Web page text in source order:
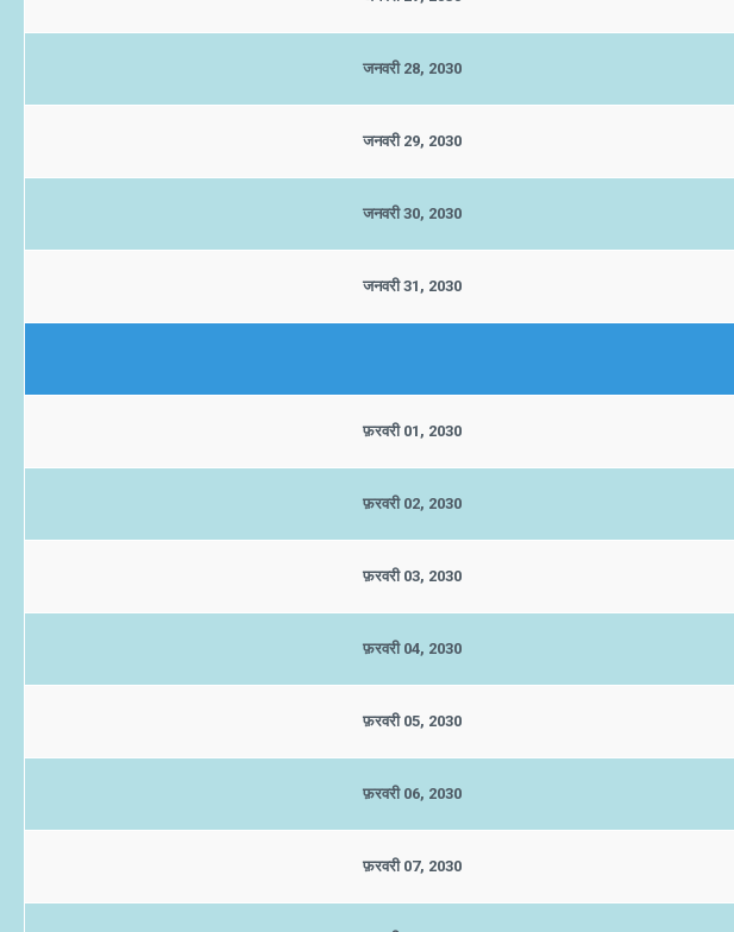
जनवरी 28, 2030
जनवरी 29, 2030
जनवरी 30, 2030
जनवरी 31, 2030
फ़रवरी 01, 2030
फ़रवरी 02, 2030
फ़रवरी 03, 2030
फ़रवरी 04, 2030
फ़रवरी 05, 2030
फ़रवरी 06, 2030
फ़रवरी 07, 2030